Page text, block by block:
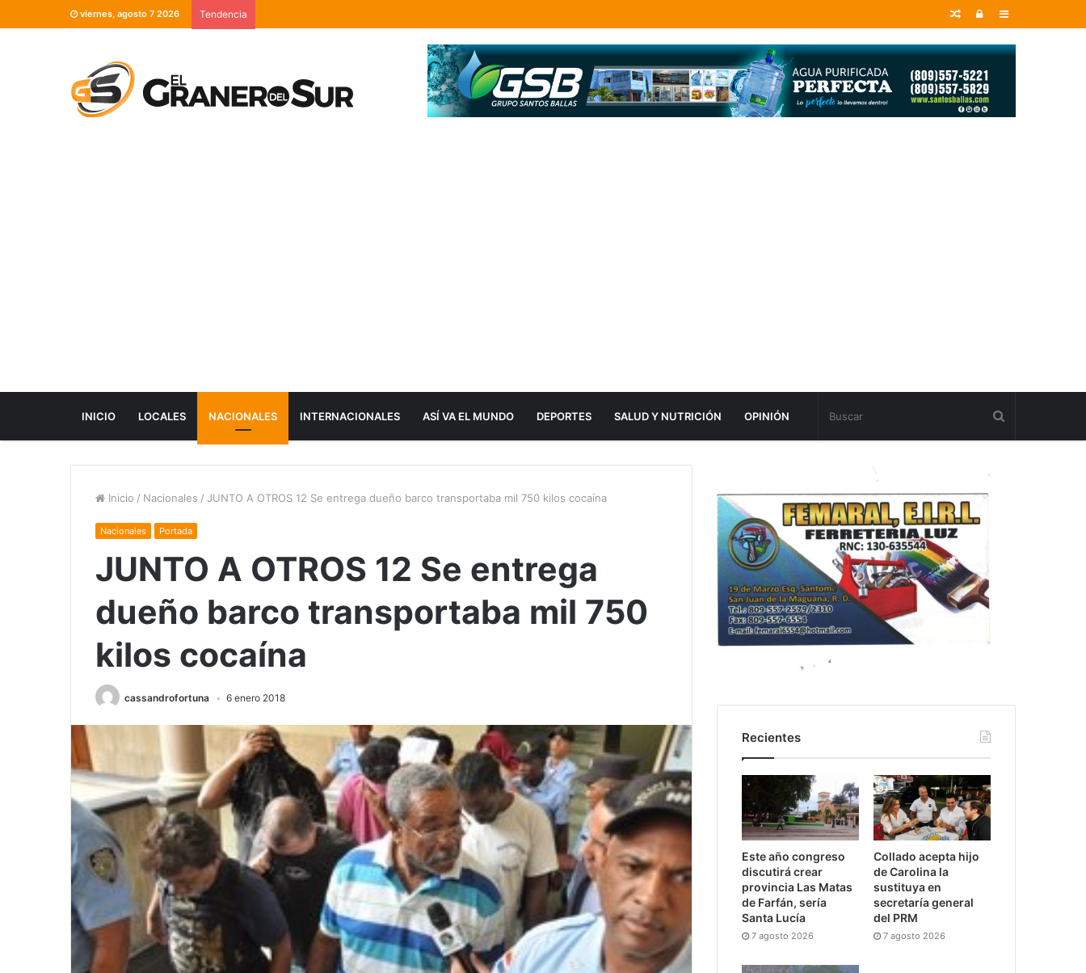
viernes, agosto 7 2026 Tendencia Sidebar
Entrar
Random
INICIO LOCALES NACIONALES INTERNACIONALES ASÍ VA EL MUNDO DEPORTES SALUD Y NUTRICIÓN OPINIÓN
Inicio / Nacionales / JUNTO A OTROS 12 Se entrega dueño barco transportaba mil 750 kilos cocaína
Nacionales Portada
JUNTO A OTROS 12 Se entrega
dueño barco transportaba mil 750
kilos cocaína
cassandrofortuna 6 enero 2018
Recientes
Este año congreso
discutirá crear
provincia Las Matas
de Farfán, sería
Santa Lucía
7 agosto 2026
Collado acepta hijo
de Carolina la
sustituya en
secretaría general
del PRM
7 agosto 2026